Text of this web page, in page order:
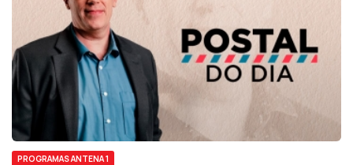
PROGRAMAS ANTENA 1